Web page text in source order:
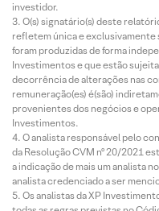
investidor.
O(s) signatário(s) deste
refletem única e exclusivamente
foram produzidas de forma
Investimentos e que estão
decorrência de alterações nas
remuneração(es) é(são)
provenientes dos negócios e
Investimentos.
O analista responsável pelo
da Resolução CVM nº 20/2021
a indicação de mais um analista
analista credenciado a ser
Os analistas da XP